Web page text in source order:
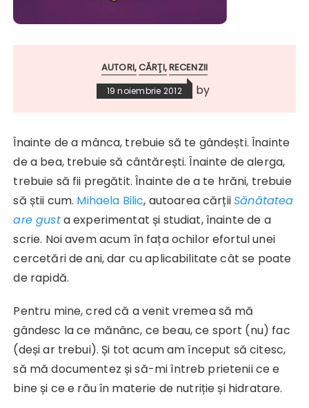
AUTORI CĂRŢI RECENZII
19 noiembrie 2012 by
Înainte de a mânca, trebuie să te gândești. Înainte
de a bea, trebuie să cântărești. Înainte de alerga,
trebuie să fii pregătit. Înainte de a te hrăni, trebuie
să știi cum. Mihaela Bilic, autoarea cărțiiSănătatea
are gusta experimentat și studiat, înainte de a
scrie. Noi avem acum în fața ochilor efortul unei
cercetări de ani, dar cu aplicabilitate cât se poate
de rapidă.
Pentru mine, cred că a venit vremea să mă
gândesc la ce mănânc, ce beau, ce sport (nu) fac
(deși ar trebui). Și tot acum am început să citesc,
să mă documentez și să-mi întreb prietenii ce e
bine și ce e rău în materie de nutriție și hidratare.